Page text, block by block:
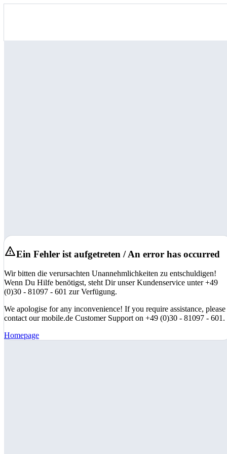
Ein Fehler ist aufgetreten / An error has occurred
Wir bitten die verursachten Unannehmlichkeiten zu entschuldigen!
Wenn Du Hilfe benötigst, steht Dir unser Kundenservice unter +49
(0)30 - 81097 - 601 zur Verfügung.
We apologise for any inconvenience! If you require assistance, please
contact our mobile.de Customer Support on +49 (0)30 - 81097 - 601.
Homepage